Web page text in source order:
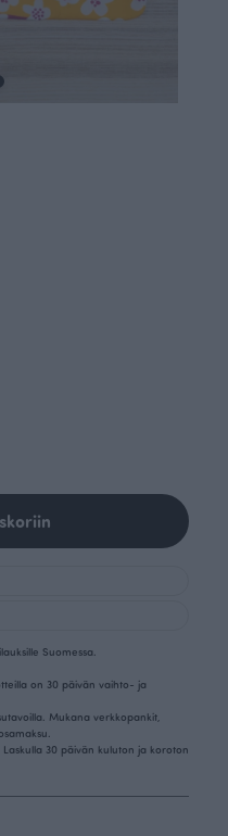
Suomessa.
on 30 päivän vaihto- ja
Mukana verkkopankit,
30 päivän kuluton ja koroton